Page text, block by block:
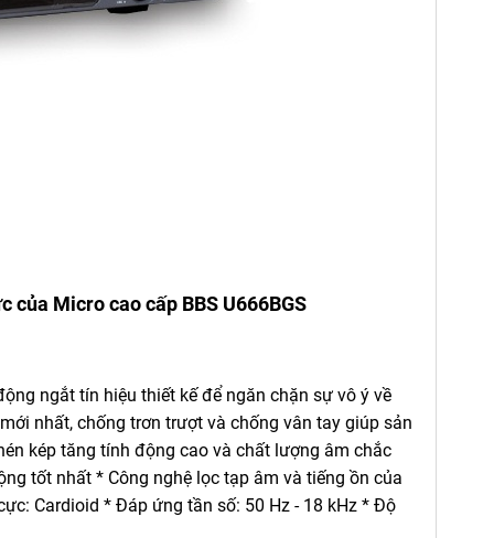
của Micro cao cấp BBSU666BGS
ngắt tín hiệu thiết kế để ngăn chặn sự vô ý về
nhất, chống trơn trượt và chống vân tay giúp sản
kép tăng tính động cao và chất lượng âm chắc
tốt nhất * Công nghệ lọc tạp âm và tiếng ồn của
Cardioid * Đáp ứng tần số: 50 Hz - 18 kHz * Độ